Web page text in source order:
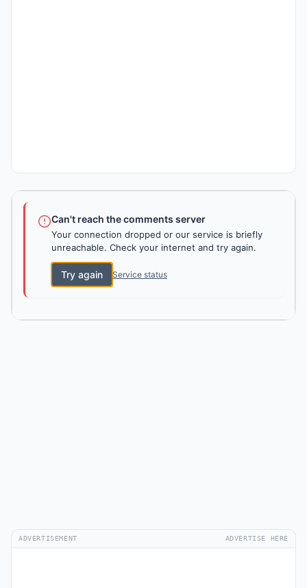
Can't reach the comments server
Your connection dropped or our service is briefly
unreachable. Check your internet and try again.
Try again Service status
ADVERTISEMENT ADVERTISE HERE